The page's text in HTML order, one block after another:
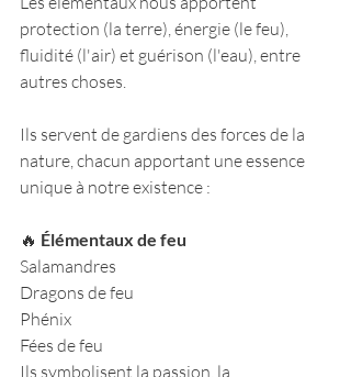
protection (la terre), énergie (le feu),
fluidité (l'air) et guérison (l'eau), entre
autres choses.
Ils servent de gardiens des forces de la
nature, chacun apportant une essence
unique à notre existence :
🔥 Élémentaux de feu
Salamandres
Dragons de feu
Phénix
Fées de feu
Ils symbolisent la passion, la